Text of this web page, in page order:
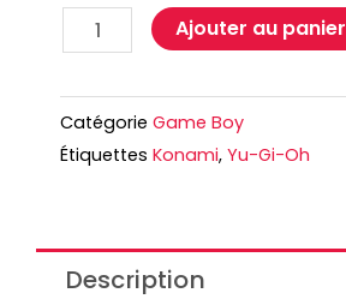
Ajouter au panier
Catégorie Game Boy
Étiquettes Konami, Yu-Gi-Oh
Description